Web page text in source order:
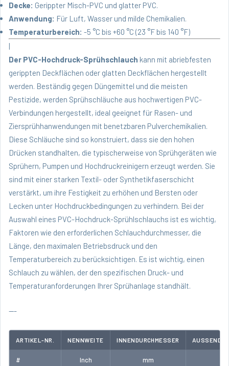
Decke: Gerippter Misch-PVC und glatter PVC.
Anwendung: Für Luft, Wasser und milde Chemikalien.
Temperaturbereich: -5 °C bis +60 °C (23 °F bis 140 °F)
|
Der PVC-Hochdruck-Sprühschlauch kann mit abriebfesten
gerippten Deckflächen oder glatten Deckflächen hergestellt
werden. Beständig gegen Düngemittel und die meisten
Pestizide, werden Sprühschläuche aus hochwertigen PVC-
Verbindungen hergestellt, ideal geeignet für Rasen- und
Ziersprühhanwendungen mit benetzbaren Pulverchemikalien.
Diese Schläuche sind so konstruiert, dass sie den hohen
Drücken standhalten, die typischerweise von Sprühgeräten wie
Sprühern, Pumpen und Hochdruckreinigern erzeugt werden. Sie
sind mit einer starken Textil- oder Synthetikfaserschicht
verstärkt, um ihre Festigkeit zu erhöhen und Bersten oder
Lecken unter Hochdruckbedingungen zu verhindern. Bei der
Auswahl eines PVC-Hochdruck-Sprühlschlauchs ist es wichtig,
Faktoren wie den erforderlichen Schlauchdurchmesser, die
Länge, den maximalen Betriebsdruck und den
Temperaturbereich zu berücksichtigen. Es ist wichtig, einen
Schlauch zu wählen, der den spezifischen Druck- und
Temperaturanforderungen Ihrer Sprühanlage standhält.
---
ARTIKEL-NR. NENNWEITE INNENDURCHMESSER
# Inch mm